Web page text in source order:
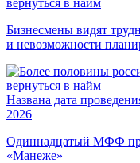
вернуться в найм
Бизнесмены видят
и невозможности
Названа дата
2026
Одиннадцатый МФФ
«Манеже»